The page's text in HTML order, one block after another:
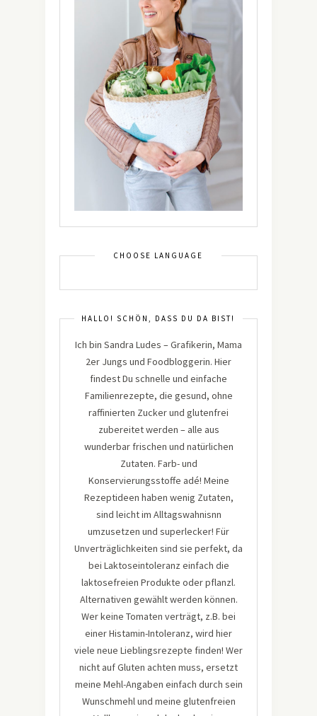
CHOOSE LANGUAGE
HALLO! SCHÖN, DASS DU DA BIST!
Ich bin Sandra Ludes – Grafikerin, Mama
2er Jungs und Foodbloggerin. Hier
findest Du schnelle und einfache
Familienrezepte, die gesund, ohne
raffinierten Zucker und glutenfrei
zubereitet werden – alle aus
wunderbar frischen und natürlichen
Zutaten. Farb- und
Konservierungsstoffe adé! Meine
Rezeptideen haben wenig Zutaten,
sind leicht im Alltagswahnisnn
umzusetzen und superlecker! Für
Unverträglichkeiten sind sie perfekt, da
bei Laktoseintoleranz einfach die
laktosefreien Produkte oder pflanzl.
Alternativen gewählt werden können.
Wer keine Tomaten verträgt, z.B. bei
einer Histamin-Intoleranz, wird hier
viele neue Lieblingsrezepte finden! Wer
nicht auf Gluten achten muss, ersetzt
meine Mehl-Angaben einfach durch sein
Wunschmehl und meine glutenfreien